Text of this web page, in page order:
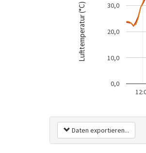
0,0
10,0
20,0
30,0
Lufttemperatur (°C)
Daten exportieren...